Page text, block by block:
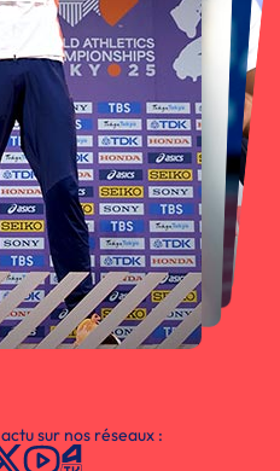
sur nos réseaux :